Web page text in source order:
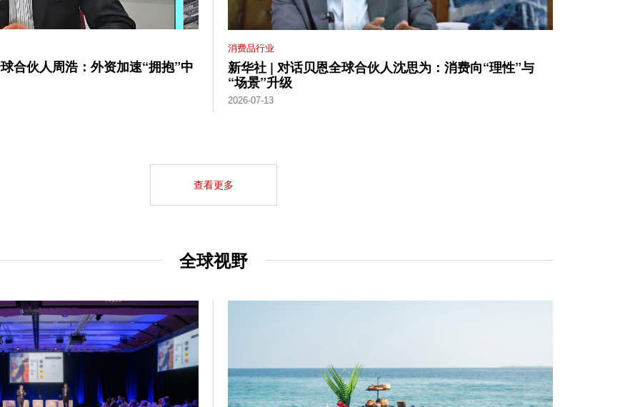
合伙人周浩：外资加速“拥抱”中
消费品行业
新华社 | 对话贝恩全球合伙人沈思为：消费向“理性”与
“场景”升级
2026-07-13
查看更多
全球视野